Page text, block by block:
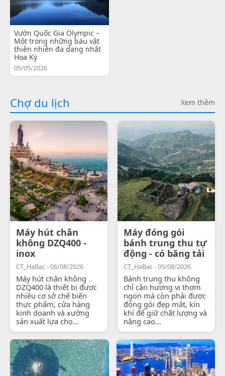
Vườn Quốc Gia Olympic –
Một trong những báu vật
thiên nhiên đa dạng nhất
Hoa Kỳ
05/05/2026
Chợ du lịch Xem thêm
Máy hút chân
không DZQ400 -
inox
CT_HaBac - 06/08/2026
Máy hút chân không
DZQ400 là thiết bị được
nhiều cơ sở chế biến
thực phẩm, cửa hàng
kinh doanh và xưởng
sản xuất lựa chọ...
Máy đóng gói
bánh trung thu tự
động - có băng tải
CT_HaBac - 05/08/2026
Bánh trung thu không
chỉ cần hương vị thơm
ngon mà còn phải được
đóng gói đẹp mắt, kín
khí để giữ chất lượng và
nâng cao...